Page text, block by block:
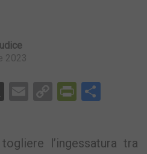
2023
X EmailCopy
l’ingessatura tra